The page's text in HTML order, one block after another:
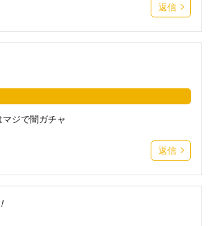
返信
ジで闇ガチャ
返信